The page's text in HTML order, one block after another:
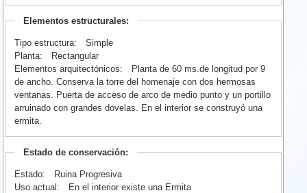
Elementos estructurales:
Tipo estructura:
Simple
Planta:
Rectangular
Elementos arquitectónicos:
Planta de 60 ms.de longitud por 9
de ancho. Conserva la torre del homenaje con dos hermosas
ventanas. Puerta de acceso de arco de medio punto y un portillo
arruinado con grandes dovelas. En el interior se construyó una
ermita.
Estado de conservación:
Estado:
Ruina Progresiva
Uso actual:
En el interior existe una Ermita